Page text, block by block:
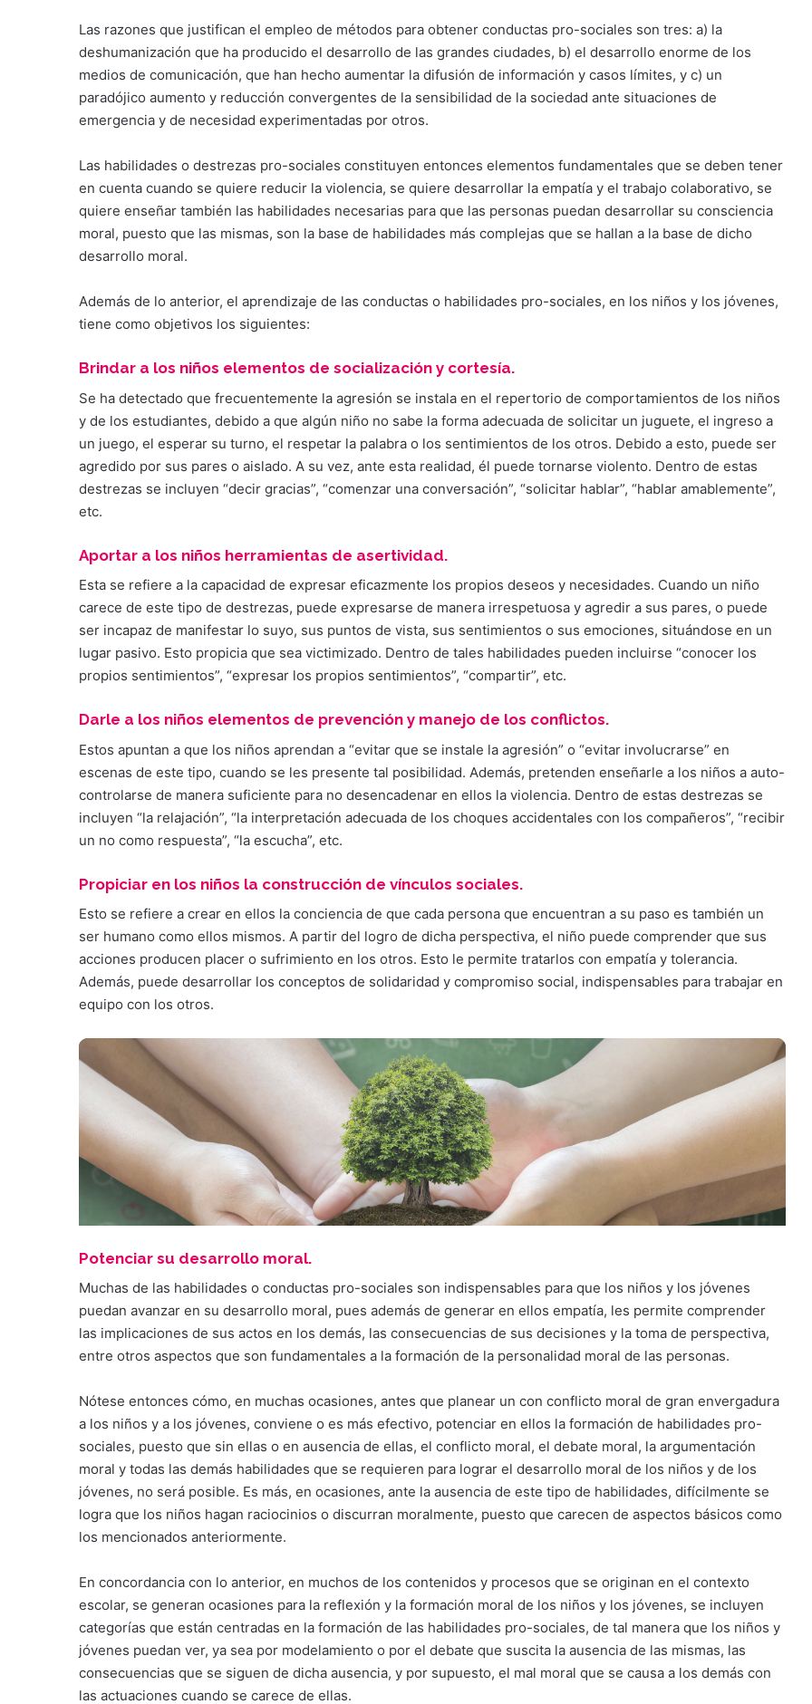
Las razones que justifican el empleo de métodos para obtener conductas pro-sociales son tres: a) la
deshumanización que ha producido el desarrollo de las grandes ciudades, b) el desarrollo enorme de los
medios de comunicación, que han hecho aumentar la difusión de información y casos límites, y c) un
paradójico aumento y reducción convergentes de la sensibilidad de la sociedad ante situaciones de
emergencia y de necesidad experimentadas por otros.
Las habilidades o destrezas pro-sociales constituyen entonces elementos fundamentales que se deben tener
en cuenta cuando se quiere reducir la violencia, se quiere desarrollar la empatía y el trabajo colaborativo, se
quiere enseñar también las habilidades necesarias para que las personas puedan desarrollar su consciencia
moral, puesto que las mismas, son la base de habilidades más complejas que se hallan a la base de dicho
desarrollo moral.
Además de lo anterior, el aprendizaje de las conductas o habilidades pro-sociales, en los niños y los jóvenes,
tiene como objetivos los siguientes:
Brindar a los niños elementos de socialización y cortesía.
Se ha detectado que frecuentemente la agresión se instala en el repertorio de comportamientos de los niños
y de los estudiantes, debido a que algún niño no sabe la forma adecuada de solicitar un juguete, el ingreso a
un juego, el esperar su turno, el respetar la palabra o los sentimientos de los otros. Debido a esto, puede ser
agredido por sus pares o aislado. A su vez, ante esta realidad, él puede tornarse violento. Dentro de estas
destrezas se incluyen “decir gracias”, “comenzar una conversación”, “solicitar hablar”, “hablar amablemente”,
etc.
Aportar a los niños herramientas de asertividad.
Esta se refiere a la capacidad de expresar eficazmente los propios deseos y necesidades. Cuando un niño
carece de este tipo de destrezas, puede expresarse de manera irrespetuosa y agredir a sus pares, o puede
ser incapaz de manifestar lo suyo, sus puntos de vista, sus sentimientos o sus emociones, situándose en un
lugar pasivo. Esto propicia que sea victimizado. Dentro de tales habilidades pueden incluirse “conocer los
propios sentimientos”, “expresar los propios sentimientos”, “compartir”, etc.
Darle a los niños elementos de prevención y manejo de los conflictos.
Estos apuntan a que los niños aprendan a “evitar que se instale la agresión” o “evitar involucrarse” en
escenas de este tipo, cuando se les presente tal posibilidad. Además, pretenden enseñarle a los niños a auto-
controlarse de manera suficiente para no desencadenar en ellos la violencia. Dentro de estas destrezas se
incluyen “la relajación”, “la interpretación adecuada de los choques accidentales con los compañeros”, “recibir
un no como respuesta”, “la escucha”, etc.
Propiciar en los niños la construcción de vínculos sociales.
Esto se refiere a crear en ellos la conciencia de que cada persona que encuentran a su paso es también un
ser humano como ellos mismos. A partir del logro de dicha perspectiva, el niño puede comprender que sus
acciones producen placer o sufrimiento en los otros. Esto le permite tratarlos con empatía y tolerancia.
Además, puede desarrollar los conceptos de solidaridad y compromiso social, indispensables para trabajar en
equipo con los otros.
Potenciar su desarrollo moral.
Muchas de las habilidades o conductas pro-sociales son indispensables para que los niños y los jóvenes
puedan avanzar en su desarrollo moral, pues además de generar en ellos empatía, les permite comprender
las implicaciones de sus actos en los demás, las consecuencias de sus decisiones y la toma de perspectiva,
entre otros aspectos que son fundamentales a la formación de la personalidad moral de las personas.
Nótese entonces cómo, en muchas ocasiones, antes que planear un con conflicto moral de gran envergadura
a los niños y a los jóvenes, conviene o es más efectivo, potenciar en ellos la formación de habilidades pro-
sociales, puesto que sin ellas o en ausencia de ellas, el conflicto moral, el debate moral, la argumentación
moral y todas las demás habilidades que se requieren para lograr el desarrollo moral de los niños y de los
jóvenes, no será posible. Es más, en ocasiones, ante la ausencia de este tipo de habilidades, difícilmente se
logra que los niños hagan raciocinios o discurran moralmente, puesto que carecen de aspectos básicos como
los mencionados anteriormente.
En concordancia con lo anterior, en muchos de los contenidos y procesos que se originan en el contexto
escolar, se generan ocasiones para la reflexión y la formación moral de los niños y los jóvenes, se incluyen
categorías que están centradas en la formación de las habilidades pro-sociales, de tal manera que los niños y
jóvenes puedan ver, ya sea por modelamiento o por el debate que suscita la ausencia de las mismas, las
consecuencias que se siguen de dicha ausencia, y por supuesto, el mal moral que se causa a los demás con
las actuaciones cuando se carece de ellas.